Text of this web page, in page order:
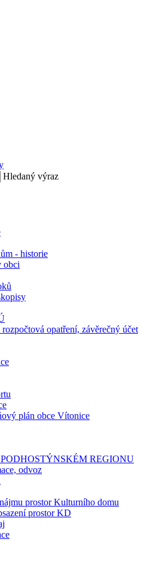
Hledaný výraz
- historie
obci
opatření, závěrečný účet
plán obce Vítonice
REGIONU
odvoz
prostor Kulturního domu
prostor KD